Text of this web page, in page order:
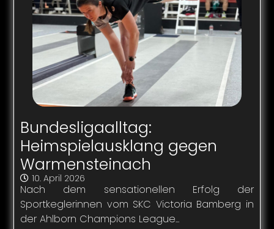
Bundesligaalltag:
Heimspielausklang gegen
Warmensteinach
10. April 2026
Nach dem sensationellen Erfolg der
Sportkeglerinnen vom SKC Victoria Bamberg in
der Ahlborn Champions League...